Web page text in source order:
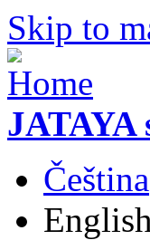
Skip to
JATAYA
Čeština
English